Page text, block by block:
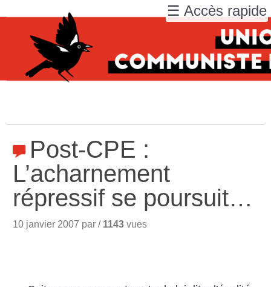
Post-CPE :
L’acharnement
répressif se poursuit…
10 janvier 2007 par / 1143 vues
☰ Accès rapide